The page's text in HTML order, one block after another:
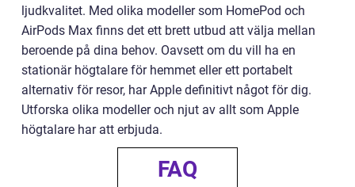
ljudkvalitet. Med olika modeller som HomePod och
AirPods Max finns det ett brett utbud att välja mellan
beroende på dina behov. Oavsett om du vill ha en
stationär högtalare för hemmet eller ett portabelt
alternativ för resor, har Apple definitivt något för dig.
Utforska olika modeller och njut av allt som Apple
högtalare har att erbjuda.
FAQ